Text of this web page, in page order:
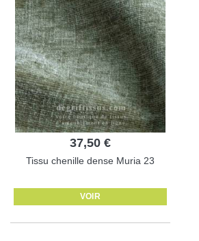
37,50 €
Tissu chenille dense Muria 23
VOIR